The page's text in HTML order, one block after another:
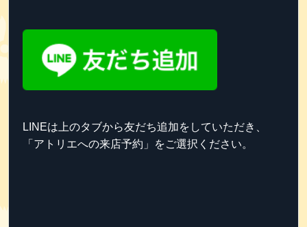
LINEは上のタブから友だち追加をしていただき、
「アトリエへの来店予約」をご選択ください。